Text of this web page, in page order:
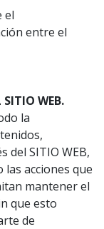
el
entre el
SITIO WEB.
la
del SITIO WEB,
las acciones que
mantener el
que esto
de